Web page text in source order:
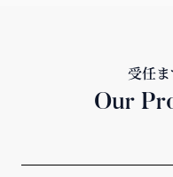
受任
Our